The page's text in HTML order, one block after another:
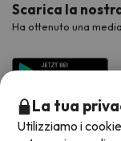
Scarica la
Ha ottenuto una
La tua
Utilizziamo i